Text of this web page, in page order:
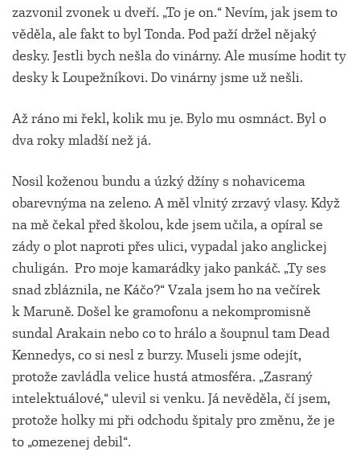
zazvonil zvonek u dveří. „To je on.“ Nevím, jak jsem to
věděla, ale fakt to byl Tonda. Pod paží držel nějaký
desky. Jestli bych nešla do vinárny. Ale musíme hodit ty
desky k Loupežníkovi. Do vinárny jsme už nešli.
Až ráno mi řekl, kolik mu je. Bylo mu osmnáct. Byl o
dva roky mladší než já.
Nosil koženou bundu a úzký džíny s nohavicema
obarevnýma na zeleno. A měl vlnitý zrzavý vlasy. Když
na mě čekal před školou, kde jsem učila, a opíral se
zády o plot naproti přes ulici, vypadal jako anglickej
chuligán. Pro moje kamarádky jako pankáč. „Ty ses
snad zbláznila, ne Káčo?“ Vzala jsem ho na večírek
k Maruně. Došel ke gramofonu a nekompromisně
sundal Arakain nebo co to hrálo a šoupnul tam Dead
Kennedys, co si nesl z burzy. Museli jsme odejít,
protože zavládla velice hustá atmosféra. „Zasraný
intelektuálové,“ ulevil si venku. Já nevěděla, čí jsem,
protože holky mi při odchodu špitaly pro změnu, že je
to „omezenej debil“.